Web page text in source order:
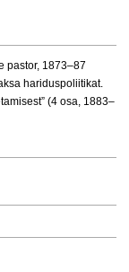
pastor, 1873–87
hariduspoliitikat.
(4 osa, 1883–